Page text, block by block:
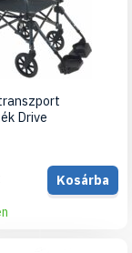
Drive
Kosárba